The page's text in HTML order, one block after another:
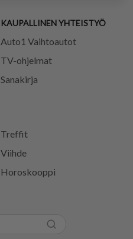
Treffit
Viihde
Horoskooppi
KAUPALLINEN YHTEISTYÖ
Auto1 Vaihtoautot
TV-ohjelmat
Sanakirja